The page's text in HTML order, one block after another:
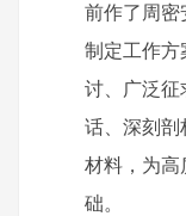
前作了周密
制定工作方
讨、广泛征
话、深刻剖
材料，为高
础。